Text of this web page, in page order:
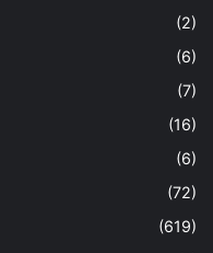
(2)
(6)
(7)
(16)
(6)
(72)
(619)